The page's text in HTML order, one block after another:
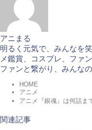
アニまる
明るく元気で、みんなを
メ鑑賞、コスプレ、ファ
ファンと繋がり、みんな
HOME
アニメ
アニメ『銀魂』は何話ま
関連記事